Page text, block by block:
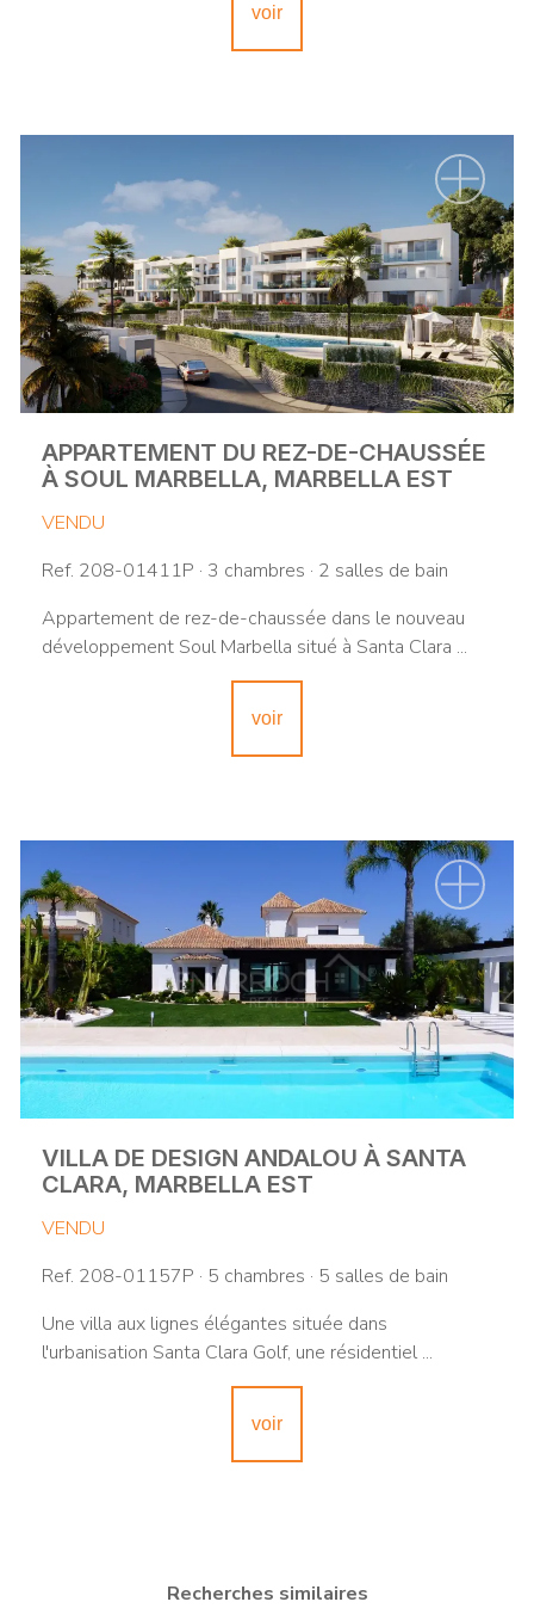
voir
APPARTEMENT DU REZ-DE-CHAUSSÉE
À SOUL MARBELLA, MARBELLA EST
VENDU
Ref. 208-01411P · 3 chambres · 2 salles de bain
Appartement de rez-de-chaussée dans le nouveau
développement Soul Marbella situé à Santa Clara ...
voir
VILLA DE DESIGN ANDALOU À SANTA
CLARA, MARBELLA EST
VENDU
Ref. 208-01157P · 5 chambres · 5 salles de bain
Une villa aux lignes élégantes située dans
l'urbanisation Santa Clara Golf, une résidentiel ...
voir
Recherches similaires